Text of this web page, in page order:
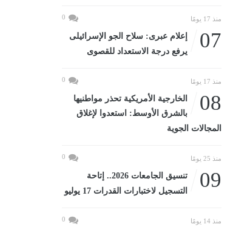
منذ 17 يومًا 0
07
إعلام عبرى: سلاح الجو الإسرائيلى
يرفع درجة الاستعداد للقصوى
منذ 17 يومًا 0
08
الخارجية الأمريكية تحذر مواطنيها
بالشرق الأوسط: استعدوا لإغلاق
المجالات الجوية
منذ 25 يومًا 0
09
تنسيق الجامعات 2026.. إتاحة
التسجيل لاختبارات القدرات 17 يوليو
منذ 14 يومًا 0